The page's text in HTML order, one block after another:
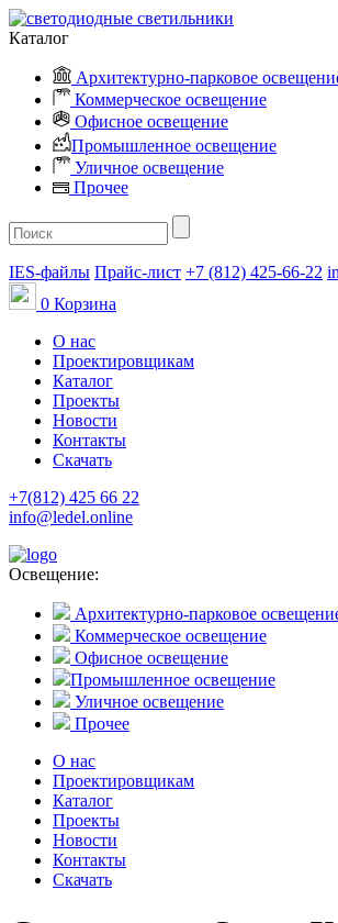
Каталог
Архитектурно-парковое
Коммерческое освещение
Офисное освещение
Промышленное освещение
Уличное освещение
Прочее
IES-файлы Прайс-лист +7 (812) 425-66-22
0 Корзина
О нас
Проектировщикам
Каталог
Проекты
Новости
Контакты
Скачать
+7(812) 425 66 22
info@ledel.online
Освещение:
Архитектурно-парковое
Коммерческое освещение
Офисное освещение
Промышленное освещение
Уличное освещение
Прочее
О нас
Проектировщикам
Каталог
Проекты
Новости
Контакты
Скачать